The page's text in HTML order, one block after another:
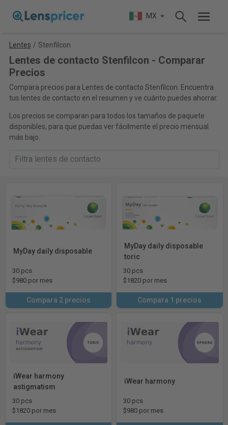
MX
Lentes / Stenfilcon
Lentes de contacto Stenfilcon - Comparar
Precios
Compara precios para Lentes de contacto Stenfilcon. Encuentra
tus lentes de contacto en el resumen y ve cuánto puedes ahorrar.
Los precios se comparan para todos los tamaños de paquete
disponibles, para que puedas ver fácilmente el precio mensual
más bajo.
MyDay daily disposable
30 pcs
$980 por mes
Compara 2 precios
MyDay daily disposable
toric
30 pcs
$1820 por mes
Compara 1 precios
iWear harmony
astigmatism
30 pcs
$1820 por mes
iWear harmony
30 pcs
$980 por mes